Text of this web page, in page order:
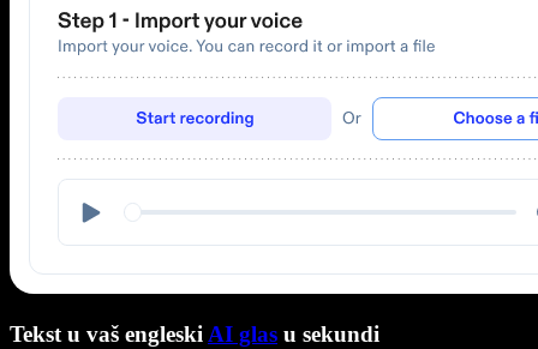
Tekst u vaš engleski AI glas u sekundi